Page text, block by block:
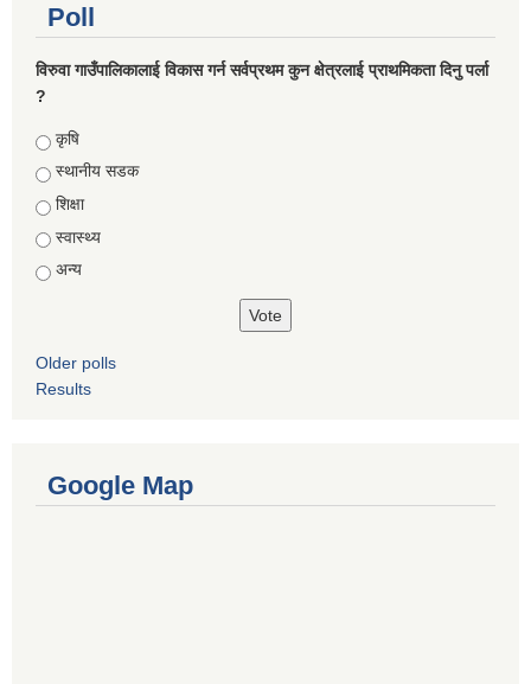
Poll
विरुवा गाउँपालिकालाई विकास गर्न सर्वप्रथम कुन क्षेत्रलाई प्राथमिकता दिनु पर्ला
?
Choices
कृषि
स्थानीय सडक
शिक्षा
स्वास्थ्य
अन्य
Older polls
Results
Google Map